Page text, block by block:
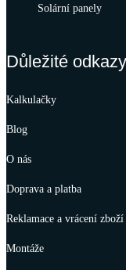
Solární panely
Důležité odkazy
Kalkulačky
Blog
O nás
Doprava a platba
Reklamace a vrácení zboží
Montáže